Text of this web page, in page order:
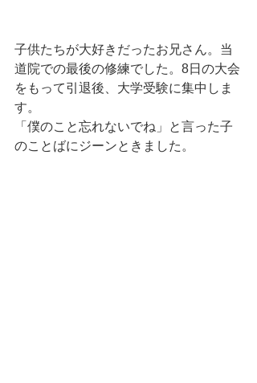
子供たちが大好きだったお兄さん。当
道院での最後の修練でした。8日の大会
をもって引退後、大学受験に集中しま
す。
「僕のこと忘れないでね」と言った子
のことばにジーンときました。